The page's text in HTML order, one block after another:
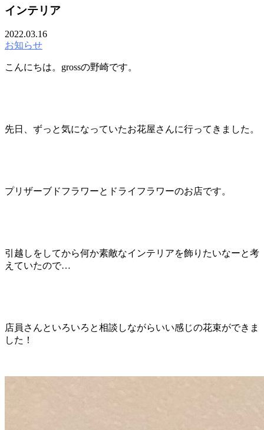
インテリア
2022.03.16
お知らせ
こんにちは。grossの野崎です。
先日、ずっと気になっていたお花屋さんに行ってきました。
プリザーブドフラワーとドライフラワーのお店です。
引越しをしてから何か素敵なインテリアを飾りたいなーと考
えていたので…
店員さんといろいろと相談しながらいい感じの花束ができま
した！